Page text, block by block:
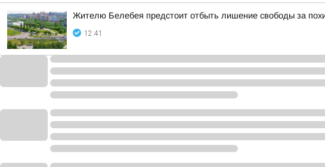
Жителю Белебея предстоит отбыть лишение свободы за
12:41